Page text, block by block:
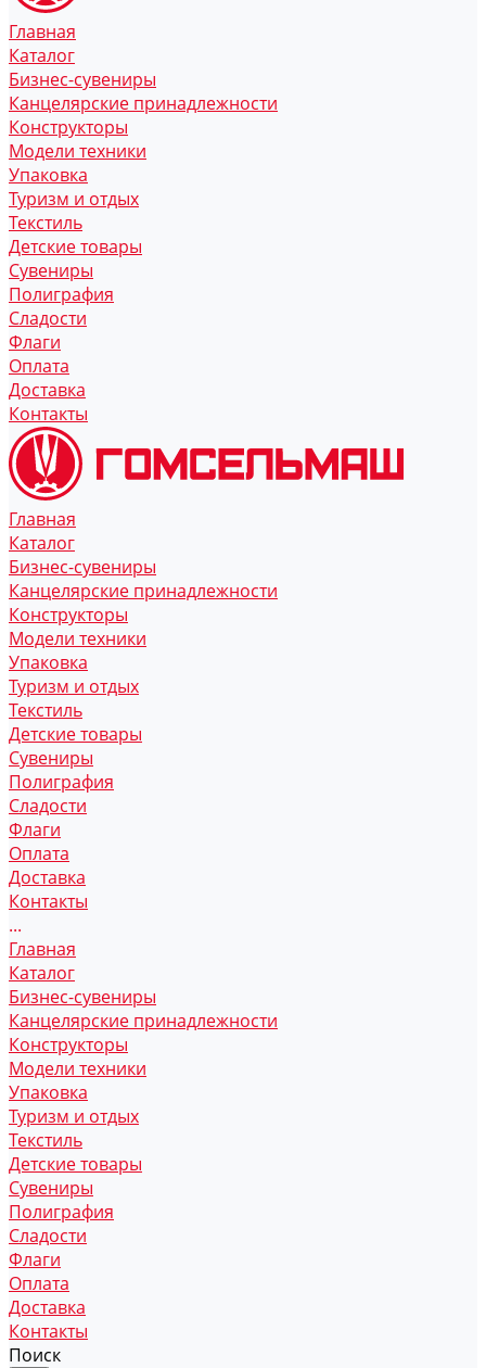
Главная
Каталог
Бизнес-сувениры
Канцелярские принадлежности
Конструкторы
Модели техники
Упаковка
Туризм и отдых
Текстиль
Детские товары
Сувениры
Полиграфия
Сладости
Флаги
Оплата
Доставка
Контакты
Главная
Каталог
Бизнес-сувениры
Канцелярские принадлежности
Конструкторы
Модели техники
Упаковка
Туризм и отдых
Текстиль
Детские товары
Сувениры
Полиграфия
Сладости
Флаги
Оплата
Доставка
Контакты
...
Главная
Каталог
Бизнес-сувениры
Канцелярские принадлежности
Конструкторы
Модели техники
Упаковка
Туризм и отдых
Текстиль
Детские товары
Сувениры
Полиграфия
Сладости
Флаги
Оплата
Доставка
Контакты
Поиск